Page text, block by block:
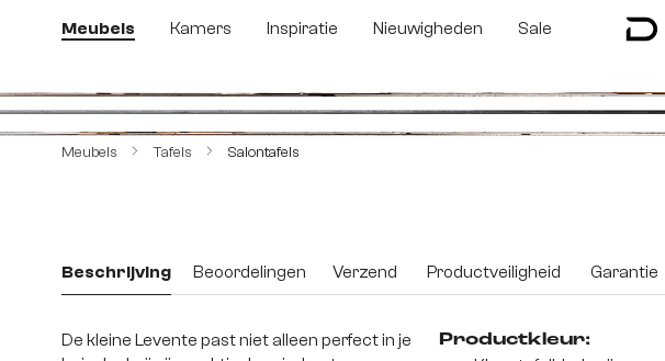
naar de hoofdinhoud
Ga naar de zoekopdracht
Ga naar de hoofdnavigatie
Meubels Kamers Inspiratie Nieuwigheden Sale
Meubels Tafels Salontafels
Beschrijving Beoordelingen Verzend Productveiligheid Garantie
De kleine Levente past niet alleen perfect in je
Productkleur: